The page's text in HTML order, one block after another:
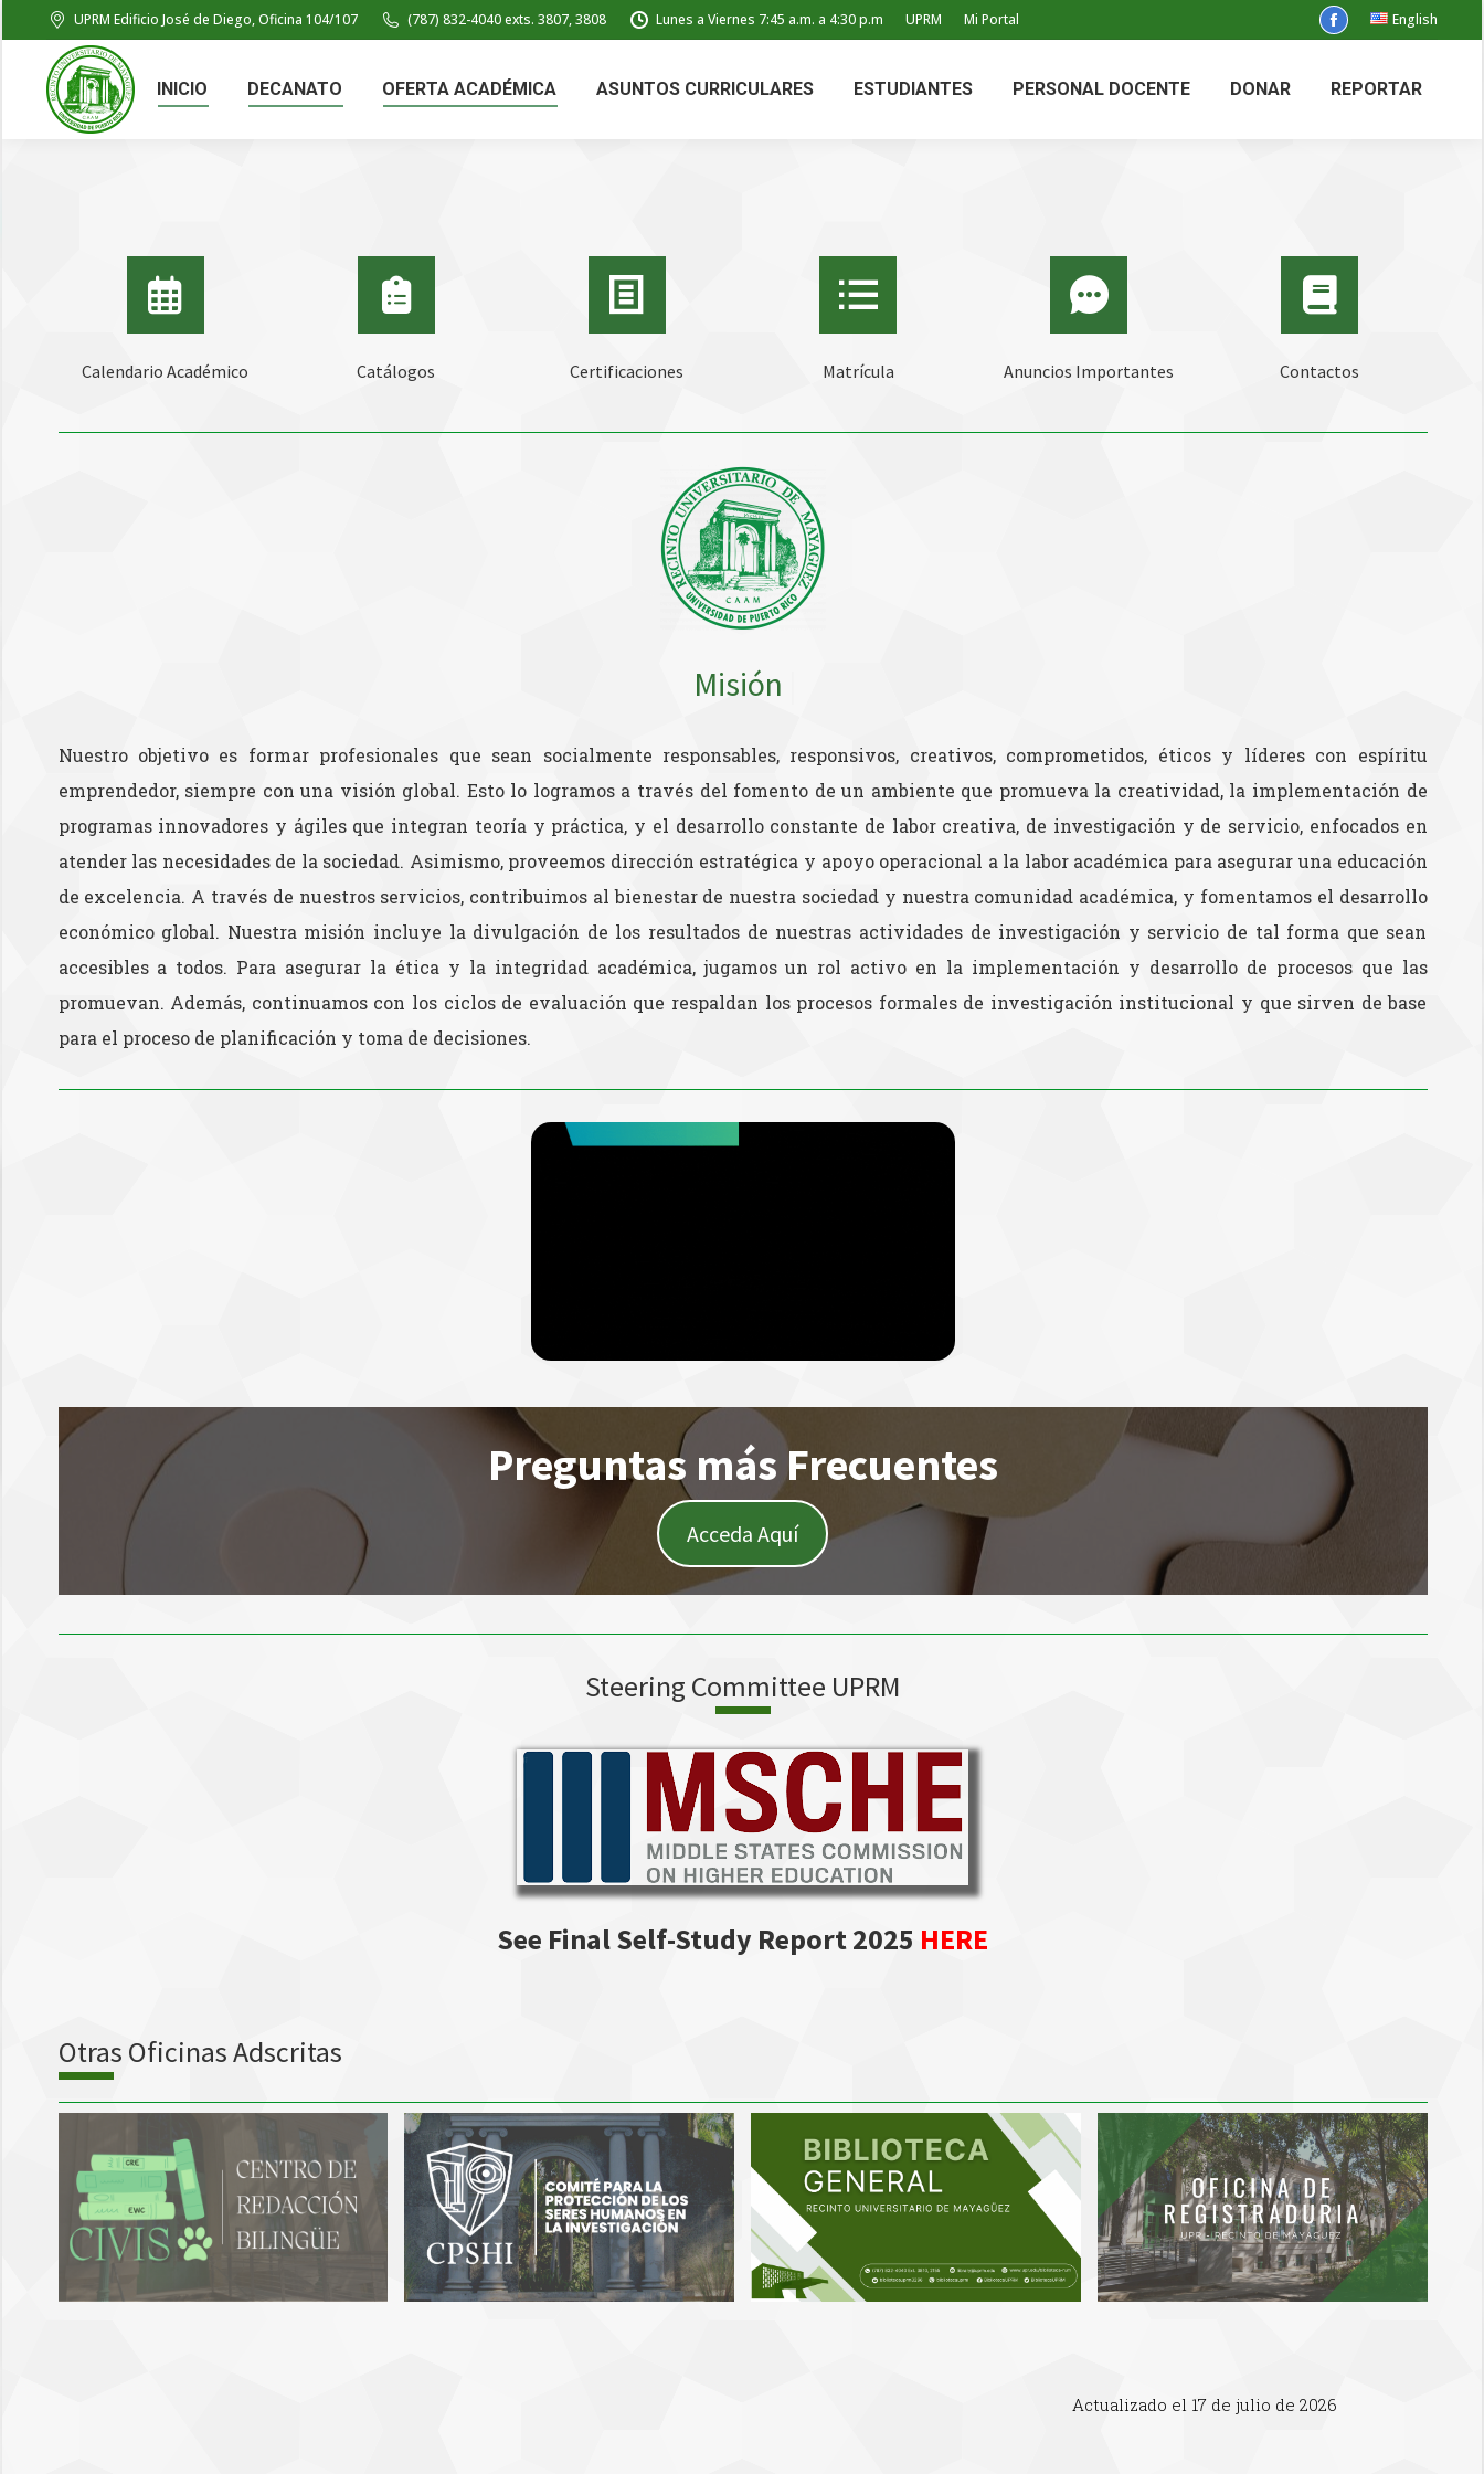
UPRM Edificio José de Diego, Oficina 104/107 (787) 832-4040 exts. 3807, 3808 Lunes a Viernes 7:45 a.m. a 4:30 p.m UPRM Mi Portal
Facebook
opens
English
INICIO DECANATO OFERTA ACADÉMICA ASUNTOS CURRICULARES ESTUDIANTES PERSONAL DOCENTE DONAR REPORTAR
Calendario Académico Catálogos Certificaciones Matrícula Anuncios Importantes Contactos
Mis|
Nuestro objetivo es formar profesionales que sean socialmente responsables, responsivos, creativos, comprometidos, éticos y líderes con espíritu
emprendedor, siempre con una visión global. Esto lo logramos a través del fomento de un ambiente que promueva la creatividad, la implementación de
programas innovadores y ágiles que integran teoría y práctica, y el desarrollo constante de labor creativa, de investigación y de servicio, enfocados en
atender las necesidades de la sociedad. Asimismo, proveemos dirección estratégica y apoyo operacional a la labor académica para asegurar una educación
de excelencia. A través de nuestros servicios, contribuimos al bienestar de nuestra sociedad y nuestra comunidad académica, y fomentamos el desarrollo
económico global. Nuestra misión incluye la divulgación de los resultados de nuestras actividades de investigación y servicio de tal forma que sean
accesibles a todos. Para asegurar la ética y la integridad académica, jugamos un rol activo en la implementación y desarrollo de procesos que las
promuevan. Además, continuamos con los ciclos de evaluación que respaldan los procesos formales de investigación institucional y que sirven de base
para el proceso de planificación y toma de decisiones.
Preguntas más Frecuentes
Acceda Aquí
Steering Committee UPRM
See Final Self-Study Report 2025 HERE
Otras Oficinas Adscritas
Actualizado el 17 de julio de 2026